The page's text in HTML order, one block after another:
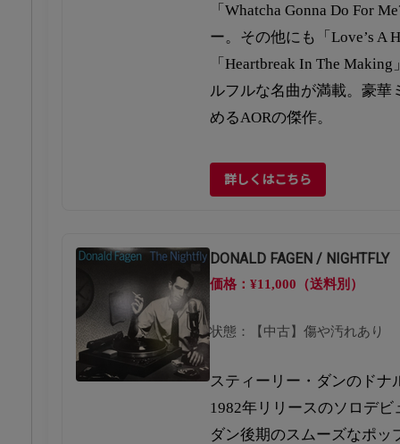
「Whatcha Gonna Do For
ー。その他にも「Love’s A
「Heartbreak In The
ルフルな名曲が満載。豪華
めるAORの傑作。
詳しくはこちら
DONALD FAGEN / NIGHTFLY
価格：¥11,000（送料別）
状態：【中古】傷や汚れあり
スティーリー・ダンのドナ
1982年リリースのソロデ
ダン後期のスムーズなポッ